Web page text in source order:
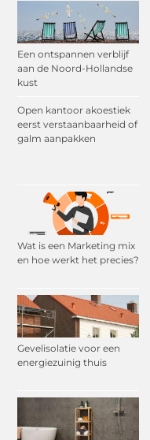
Een ontspannen verblijf
aan de Noord-Hollandse
kust
Open kantoor akoestiek
eerst verstaanbaarheid of
galm aanpakken
Wat is een Marketing mix
en hoe werkt het precies?
Gevelisolatie voor een
energiezuinig thuis